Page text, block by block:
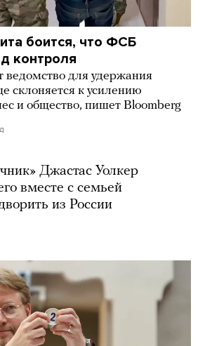
боится, что ФСБ
контроля
ведомство для удержания
склоняется к усилению
и общество, пишет Bloomberg
Джастас Уолкер
вместе с семьей
из России